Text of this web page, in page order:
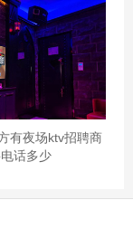
有夜场ktv招聘商
话多少